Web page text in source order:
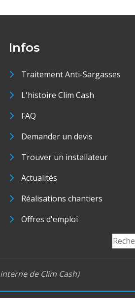
Infos
Traitement Anti-Sargasses
L'histoire Clim Cash
FAQ
Demander un devis
Trouver un installateur
Actualités
Réalisations chantiers
Offres d'emploi
de Clim Cash)